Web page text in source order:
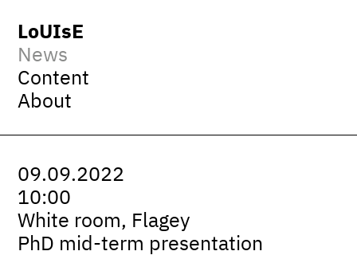
LoUIsE
News
Content
About
09.09.2022
10:00
White room, Flagey
PhD mid-term presentation